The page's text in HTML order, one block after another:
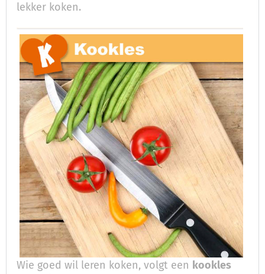
lekker koken.
Wie goed wil leren koken, volgt een kookles